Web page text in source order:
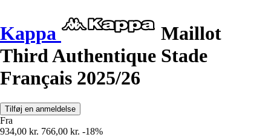
Kappa
Maillot
Third Authentique Stade
Français 2025/26
Tilføj en anmeldelse
Fra
934,00 kr. 766,00 kr. -18%